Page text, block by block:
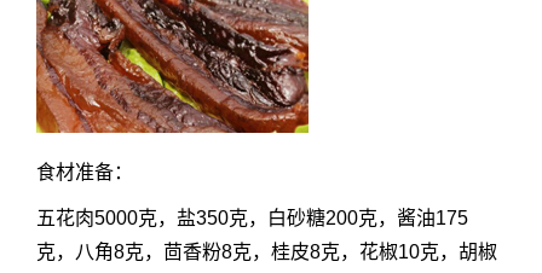
食材准备：
五花肉5000克，盐350克，白砂糖200克，酱油175
克，八角8克，茴香粉8克，桂皮8克，花椒10克，胡椒